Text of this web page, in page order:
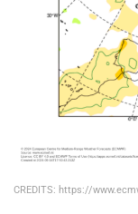
CREDITS: https://